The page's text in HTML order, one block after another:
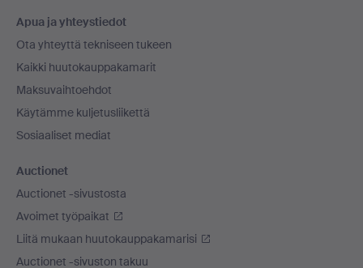
Apua ja yhteystiedot
Ota yhteyttä tekniseen tukeen
Kaikki huutokauppakamarit
Maksuvaihtoehdot
Käytämme kuljetusliikettä
Sosiaaliset mediat
Auctionet
Auctionet -sivustosta
Avoimet työpaikat
Liitä mukaan huutokauppakamarisi
Auctionet -sivuston takuu